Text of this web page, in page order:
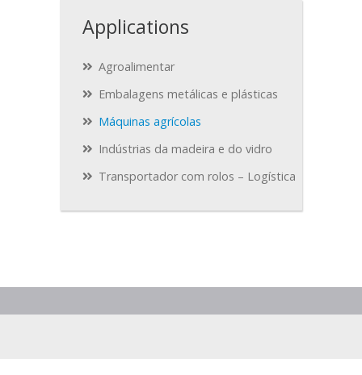
Applications
Agroalimentar
Embalagens metálicas e plásticas
Máquinas agrícolas
Indústrias da madeira e do vidro
Transportador com rolos – Logística